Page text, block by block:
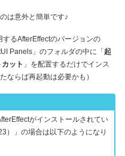
は意外と簡単です♪
るAfterEffectのバージョンの
Panels」のフォルダの中に「 起
ット 」を配置するだけでインス
ならば再起動は必要かも）
がインストールされてい
）」の場合は以下のようになり